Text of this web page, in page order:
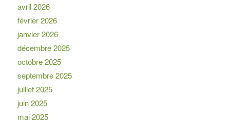
avril 2026
février 2026
janvier 2026
décembre 2025
octobre 2025
septembre 2025
juillet 2025
juin 2025
mai 2025